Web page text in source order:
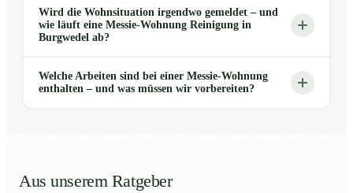
Wird die Wohnsituation irgendwo gemeldet – und
wie läuft eine Messie-Wohnung Reinigung in
Burgwedel ab?
Welche Arbeiten sind bei einer Messie-Wohnung
enthalten – und was müssen wir vorbereiten?
Aus unserem Ratgeber